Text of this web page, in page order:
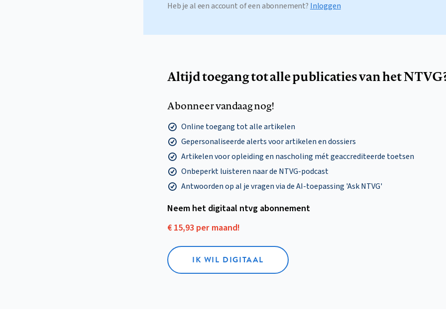
Heb je al een account of een abonnement? Inloggen
Altijd toegang tot alle publicaties van het
Abonneer vandaag nog!
Online toegang tot alle artikelen
Gepersonaliseerde alerts voor artikelen en dossiers
Artikelen voor opleiding en nascholing mét geaccrediteerde toetsen
Onbeperkt luisteren naar de NTVG-podcast
Antwoorden op al je vragen via de AI-toepassing 'Ask NTVG'
Neem het digitaal ntvg abonnement
€ 15,93 per maand!
IK WIL DIGITAAL